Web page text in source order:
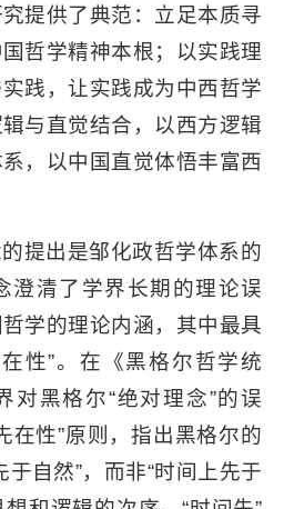
提供了典范：立足本质寻
哲学精神本根；以实践理
践，让实践成为中西哲学
与直觉结合，以西方逻辑
，以中国直觉体悟丰富西
提出是邹化政哲学体系的
澄清了学界长期的理论误
学的理论内涵，其中最具
性”。在《黑格尔哲学统
对黑格尔“绝对理念”的误
在性”原则，指出黑格尔的
自然”，而非“时间上先于